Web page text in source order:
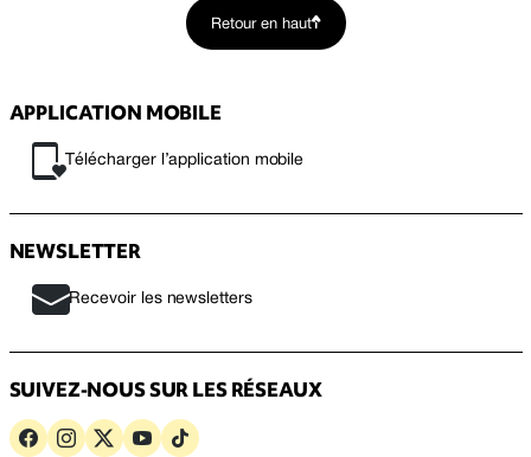
Retour en haut
APPLICATION MOBILE
Télécharger l’application mobile
NEWSLETTER
Recevoir les newsletters
SUIVEZ-NOUS SUR LES RÉSEAUX